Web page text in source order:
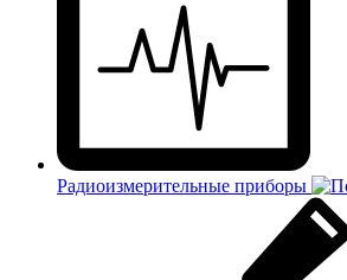
Радиоизмерительные приборы